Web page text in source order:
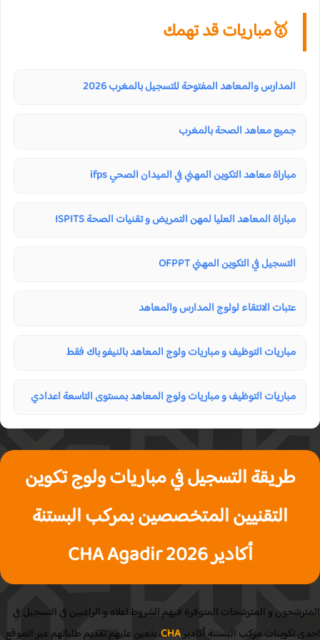
🥇مباريات قد تهمك
المدارس والمعاهد المفتوحة للتسجيل بالمغرب 2026
جميع معاهد الصحة بالمغرب
مباراة معاهد التكوين المهني في الميدان الصحي ifps
مباراة المعاهد العليا لمهن التمريض و تقنيات الصحة ISPITS
التسجيل في التكوين المهني OFPPT
عتبات الانتقاء لولوج المدارس والمعاهد
مباريات التوظيف و مباريات ولوج المعاهد بالنيفو باك فقط
مباريات التوظيف و مباريات ولوج المعاهد بمستوى التاسعة اعدادي
طريقة التسجيل في مباريات ولوج تكوين
التقنيين المتخصصين بمركب البستنة
أكادير CHA Agadir 2026
و المترشحات المتوفرة فيهم الشروط اعلاه و الراغبين في التسجيل في
تكوينات مركب البستنة أكاديرCHA، يتعين عليهم تقديم طلباتهم عبر الموقع